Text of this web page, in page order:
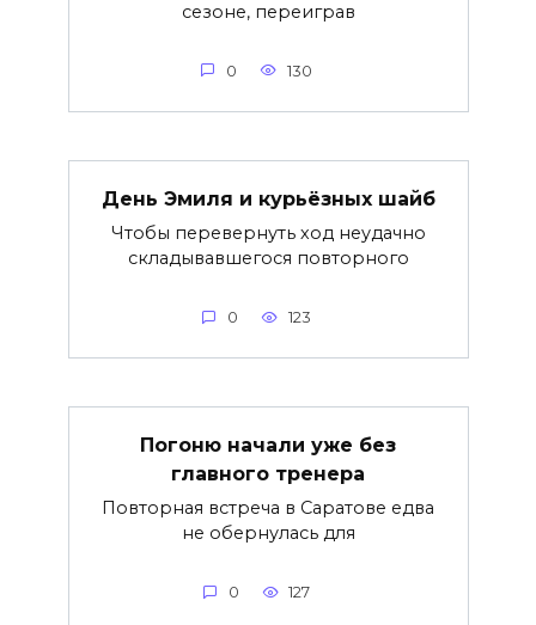
сезоне, переиграв
0 130
День Эмиля и курьёзных шайб
Чтобы перевернуть ход неудачно
складывавшегося повторного
0 123
Погоню начали уже без
главного тренера
Повторная встреча в Саратове едва
не обернулась для
0 127